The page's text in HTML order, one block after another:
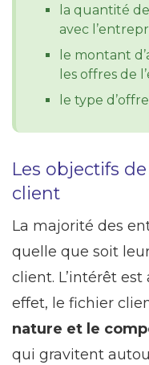
la quantité
avec
le montant
les offres de
le type
Les objectifs
client
La majorité des
quelle que soit
client. L’intérêt
effet, le fichier
nature et le
qui gravitent